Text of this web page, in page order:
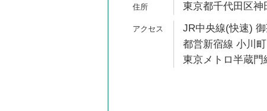
東京都千代田区神
JR中央線(快速)
都営新宿線 小川
東京メトロ半蔵門